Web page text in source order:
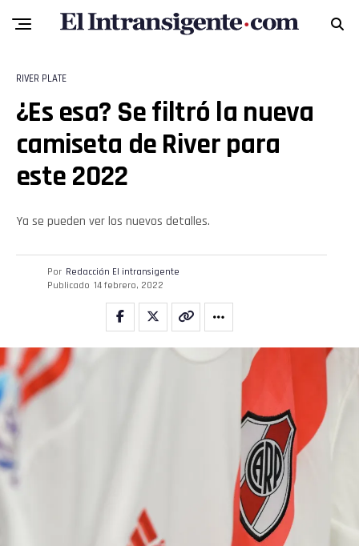
RIVER PLATE
¿Es esa? Se filtró la nueva
camiseta de River para
este 2022
Ya se pueden ver los nuevos detalles.
Por Redacción El intransigente
Publicado 14 febrero, 2022
Flipboard
Reddit
Pinterest
Whatsapp